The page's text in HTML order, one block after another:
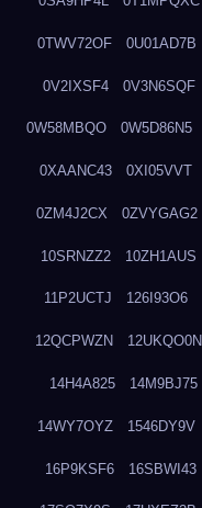
0TWV72OF 0U01AD7B
0V2IXSF4 0V3N6SQF
0W58MBQO 0W5D86N5
0XAANC43 0XI05VVT
0ZM4J2CX 0ZVYGAG2
10SRNZZ2 10ZH1AUS
11P2UCTJ 126I93O6
12QCPWZN 12UKQO0N
14H4A825 14M9BJ75
14WY7OYZ 1546DY9V
16P9KSF6 16SBWI43